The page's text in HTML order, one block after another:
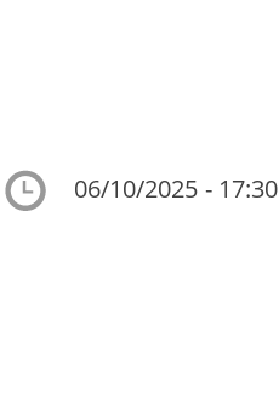
06/10/2025 - 17:30